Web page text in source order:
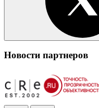
Новости партнеров